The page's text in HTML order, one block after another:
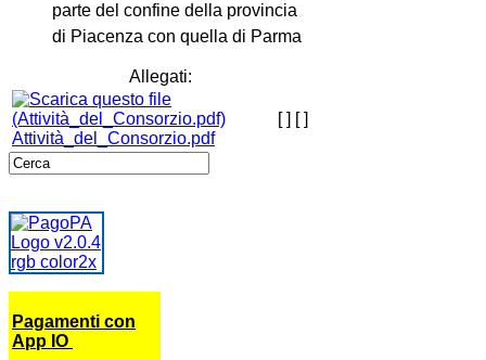
parte del confine della provincia
di Piacenza con quella di Parma
Allegati:
Attività_del_Consorzio.pdf
[ ] [ ]
Pagamenti con
App IO